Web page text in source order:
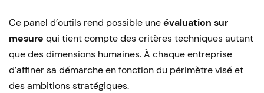
Ce panel d’outils rend possible uneévaluation sur
mesure qui tient compte des critères techniques autant
que des dimensions humaines. À chaque entreprise
d’affiner sa démarche en fonction du périmètre visé et
des ambitions stratégiques.